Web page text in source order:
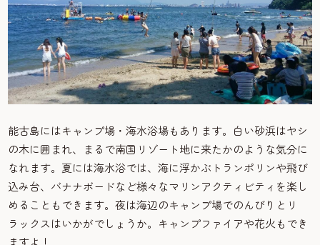
能古島にはキャンプ場・海水浴場もあります。白い砂浜はヤシ
の木に囲まれ、まるで南国リゾート地に来たかのような気分に
なれます。夏には海水浴では、海に浮かぶトランポリンや飛び
込み台、バナナボードなど様々なマリンアクティビティを楽し
めることもできます。夜は海辺のキャンプ場でのんびりとリ
ラックスはいかがでしょうか。キャンプファイアや花火もでき
ますよ！